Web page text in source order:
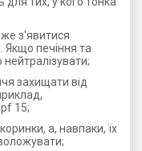
з'явитися
Якщо печіння та
захищати від
15;
а, навпаки, їх